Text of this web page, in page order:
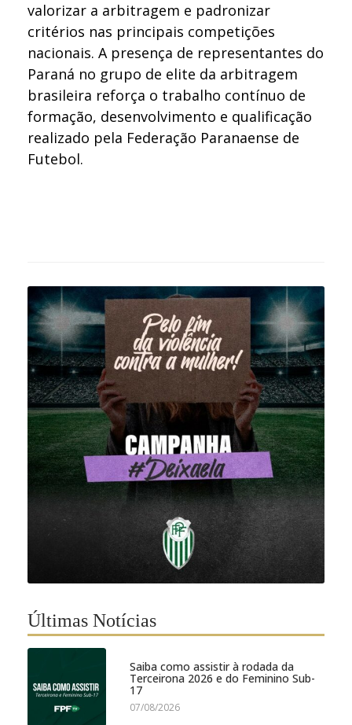
valorizar a arbitragem e padronizar
critérios nas principais competições
nacionais. A presença de representantes do
Paraná no grupo de elite da arbitragem
brasileira reforça o trabalho contínuo de
formação, desenvolvimento e qualificação
realizado pela Federação Paranaense de
Futebol.
Últimas Notícias
Saiba como assistir à rodada da
Terceirona 2026 e do Feminino Sub-
17
07/08/2026